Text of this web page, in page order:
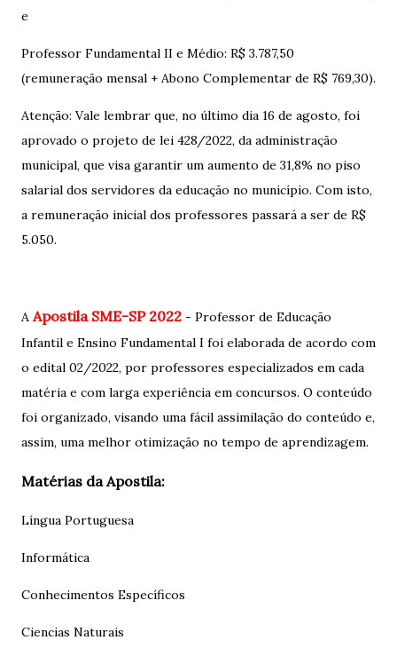
e
Professor Fundamental II e Médio: R$ 3.787,50
(remuneração mensal + Abono Complementar de R$ 769,30).
Atenção: Vale lembrar que, no último dia 16 de agosto, foi
aprovado o projeto de lei 428/2022, da administração
municipal, que visa garantir um aumento de 31,8% no piso
salarial dos servidores da educação no município. Com isto,
a remuneração inicial dos professores passará a ser de R$
5.050.
AApostila SME-SP 2022 - Professor de Educação
Infantil e Ensino Fundamental I foi elaborada de acordo com
o edital 02/2022, por professores especializados em cada
matéria e com larga experiência em concursos. O conteúdo
foi organizado, visando uma fácil assimilação do conteúdo e,
assim, uma melhor otimização no tempo de aprendizagem.
Matérias da Apostila:
Língua Portuguesa
Informática
Conhecimentos Específicos
Ciencias Naturais